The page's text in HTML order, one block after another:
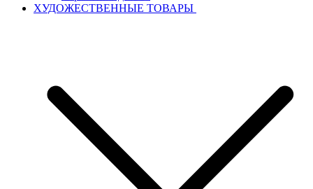
ХУДОЖЕСТВЕННЫЕ ТОВАРЫ